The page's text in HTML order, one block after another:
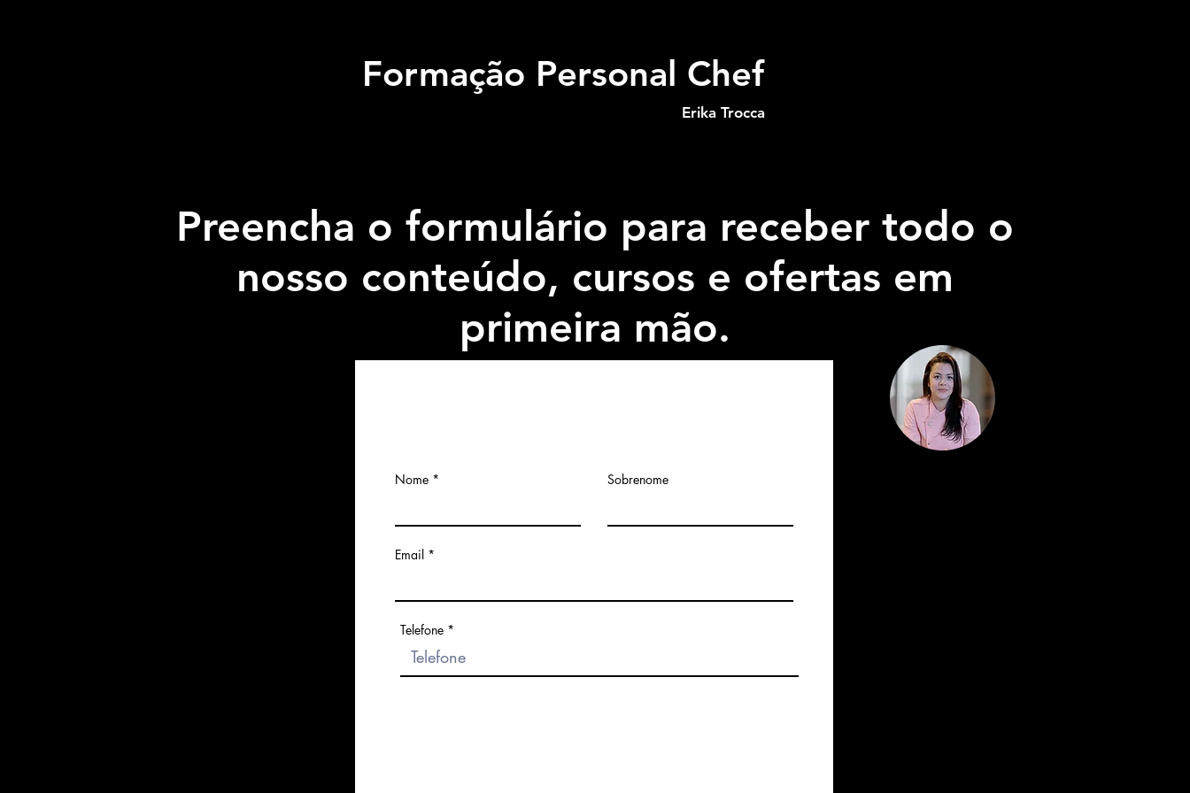
Formação Personal Chef
Erika Trocca
Preencha o formulário para receber todo o
nosso conteúdo, cursos e ofertas em
primeira mão.
Nome Sobrenome
Email
Telefone